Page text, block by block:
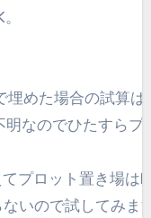
めた場合の試算
なのでひたすらプ
プロット置き場は
いので試してみま